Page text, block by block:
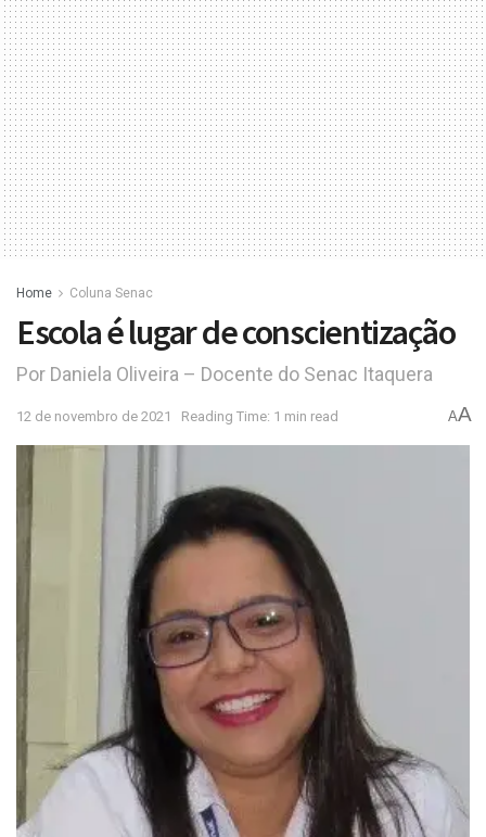
Home Coluna Senac
Escola é lugar de conscientização
Por Daniela Oliveira – Docente do Senac Itaquera
12 de novembro de 2021 Reading Time: 1 min read AA